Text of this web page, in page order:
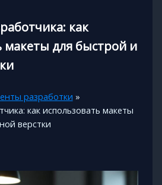
как
макеты для быстрой и
разработки
как использовать макеты
верстки